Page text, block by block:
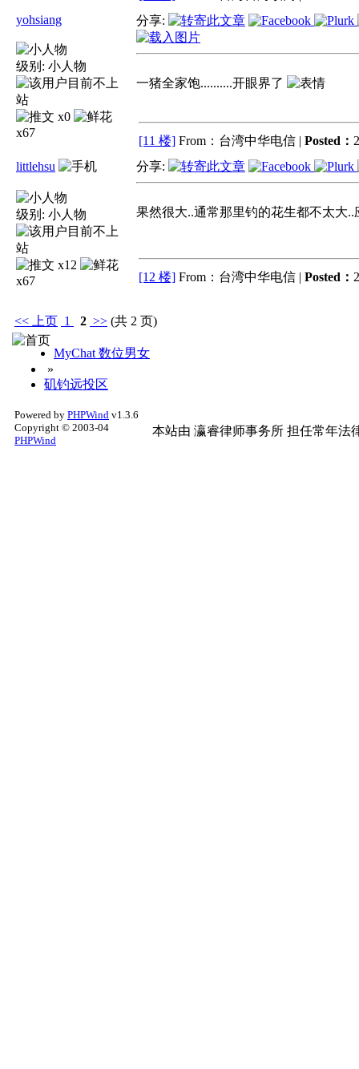
yohsiang
级别: 小人物
x0
x67
分享:
一猪全家饱..........开眼界了
[11 楼] From：台湾中华电信 | Posted：
littlehsu
级别: 小人物
x12
x67
分享:
果然很大..通常那里钓的花生都不太大
[12 楼] From：台湾中华电信 | Posted：
<< 上页 1 2 >> (共 2 页)
MyChat 数位男女
»
矶钓远投区
Powered by PHPWind v1.3.6
Copyright © 2003-04
PHPWind
本站由 瀛睿律师事务所 担任常年法